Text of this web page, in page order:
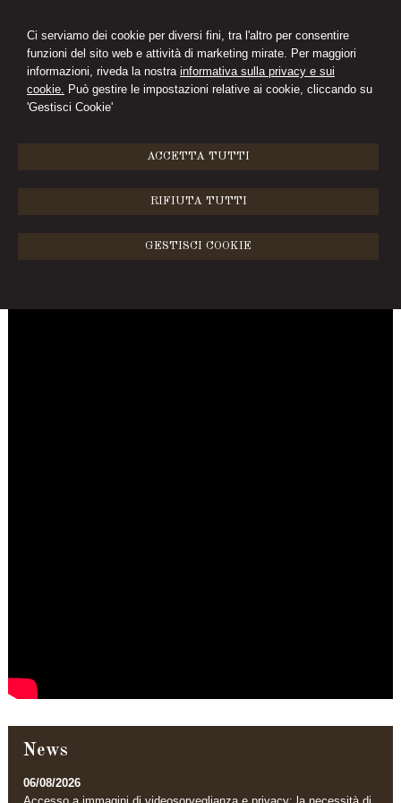
Ci serviamo dei cookie per diversi fini, tra l'altro per consentire
funzioni del sito web e attività di marketing mirate. Per maggiori
informazioni, riveda la nostra informativa sulla privacy e sui
cookie. Può gestire le impostazioni relative ai cookie, cliccando su
'Gestisci Cookie'
ACCETTA TUTTI
RIFIUTA TUTTI
GESTISCI COOKIE
FC
FABIO CHIARINI
ante leo. Ut facilisis posuere eleifend. Proin tincidunt vulputate felis ac
News
06/08/2026